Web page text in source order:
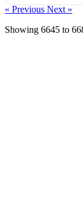
« Previous Next »
Showing 6645 to